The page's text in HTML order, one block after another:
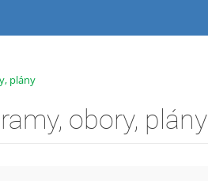
plány
obory, plány